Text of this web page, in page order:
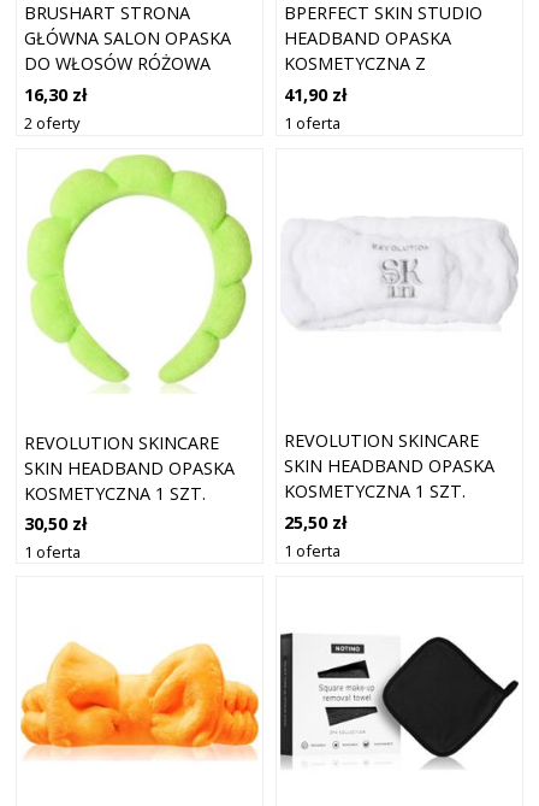
BRUSHART STRONA
GŁÓWNA SALON OPASKA
DO WŁOSÓW RÓŻOWA
OPASKA KOSMETYCZNA
16,30 zł
2 oferty
BPERFECT SKIN STUDIO
HEADBAND OPASKA
KOSMETYCZNA Z
MIKROFIBRY 1 SZT.
41,90 zł
1 oferta
REVOLUTION SKINCARE
SKIN HEADBAND OPASKA
KOSMETYCZNA 1 SZT.
30,50 zł
1 oferta
REVOLUTION SKINCARE
SKIN HEADBAND OPASKA
KOSMETYCZNA 1 SZT.
25,50 zł
1 oferta